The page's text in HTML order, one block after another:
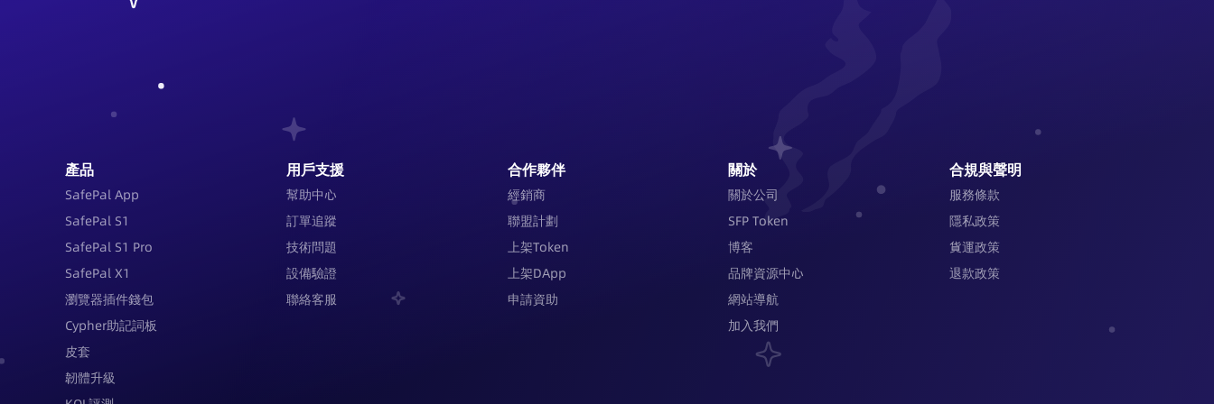
產品
SafePal App
SafePal S1
SafePal S1 Pro
SafePal X1
瀏覽器插件錢包
Cypher助記詞板
皮套
韌體升級
用戶支援
幫助中心
訂單追蹤
技術問題
設備驗證
聯絡客服
合作夥伴
經銷商
聯盟計劃
上架Token
上架DApp
申請資助
關於
關於公司
SFP Token
博客
品牌資源中心
網站導航
加入我們
合規與聲明
服務條款
隱私政策
貨運政策
退款政策